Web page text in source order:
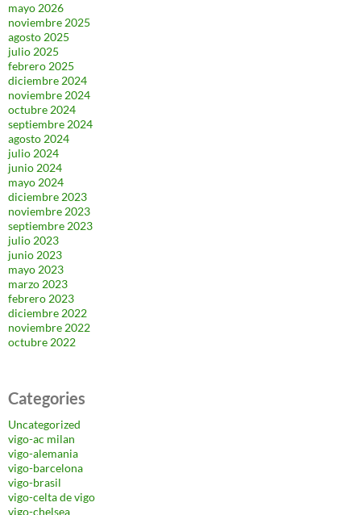
mayo 2026
noviembre 2025
agosto 2025
julio 2025
febrero 2025
diciembre 2024
noviembre 2024
octubre 2024
septiembre 2024
agosto 2024
julio 2024
junio 2024
mayo 2024
diciembre 2023
noviembre 2023
septiembre 2023
julio 2023
junio 2023
mayo 2023
marzo 2023
febrero 2023
diciembre 2022
noviembre 2022
octubre 2022
Categories
Uncategorized
vigo-ac milan
vigo-alemania
vigo-barcelona
vigo-brasil
vigo-celta de vigo
vigo-chelsea